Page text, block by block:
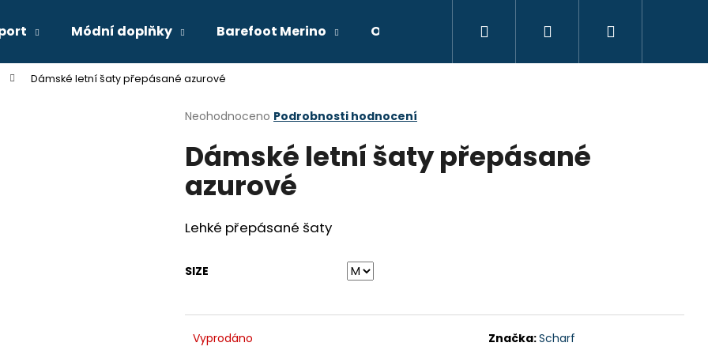
Módní doplňky Barefoot Merino Obchodní podmínky Kontakty
Přihlášení
Dámské letní šaty přepásané azurové
Průměrné
produktu
je
z
hvězdiček.
Neohodnoceno Podrobnosti hodnocení
Dámské letní šaty přepásané
azurové
Lehké přepásané šaty
SIZE
Vyprodáno Značka:Scharf
Co potřebujete najít?
HLEDAT
Následující